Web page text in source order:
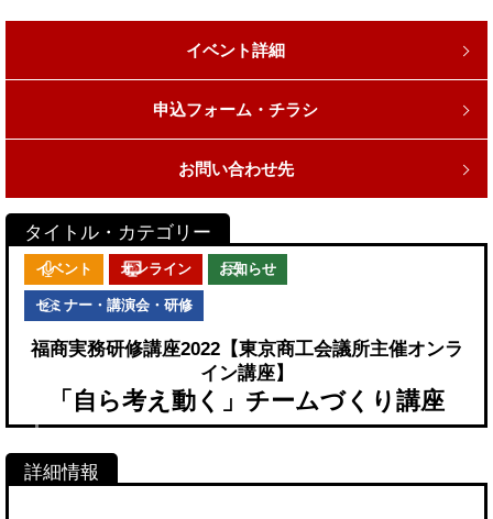
イベント詳細
申込フォーム・チラシ
お問い合わせ先
イベント オンライン お知らせ
セミナー・講演会・研修
福商実務研修講座2022【東京商工会議所主催オンラ
イン講座】
「自ら考え動く」チームづくり講座